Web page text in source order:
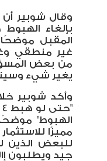
بإلغاء
المقبل
غير منطقي
من بعض
يغير شيء
وأكد شوبير
الهبوط"
مميزًا
للبعض
جيد ويطلبون